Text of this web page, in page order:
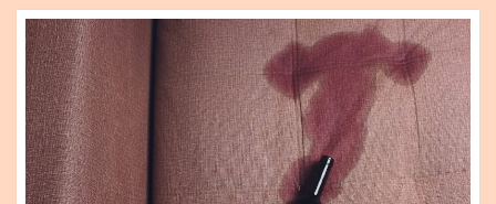
理
由
と
お
す
す
め
セ